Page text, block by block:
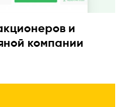
и
компании